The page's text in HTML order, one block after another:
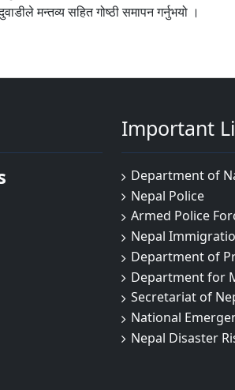
मन्तव्य सहित गोष्ठी समापन गर्नुभयो ।
Important
Department of
Nepal Police
Armed Police
Nepal
Department of
Department for
Secretariat of
National
Nepal Disaster